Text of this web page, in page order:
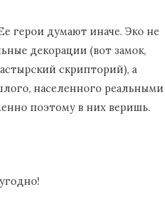
герои думают иначе. Эко не
декорации (вот замок,
скрипторий), а
населенного реальными
поэтому в них веришь.